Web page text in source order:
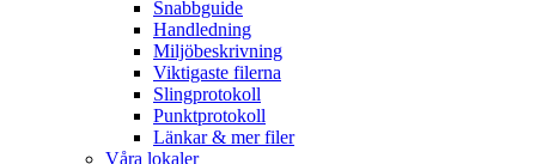
Snabbguide
Handledning
Miljöbeskrivning
Viktigaste filerna
Slingprotokoll
Punktprotokoll
Länkar & mer filer
Våra lokaler